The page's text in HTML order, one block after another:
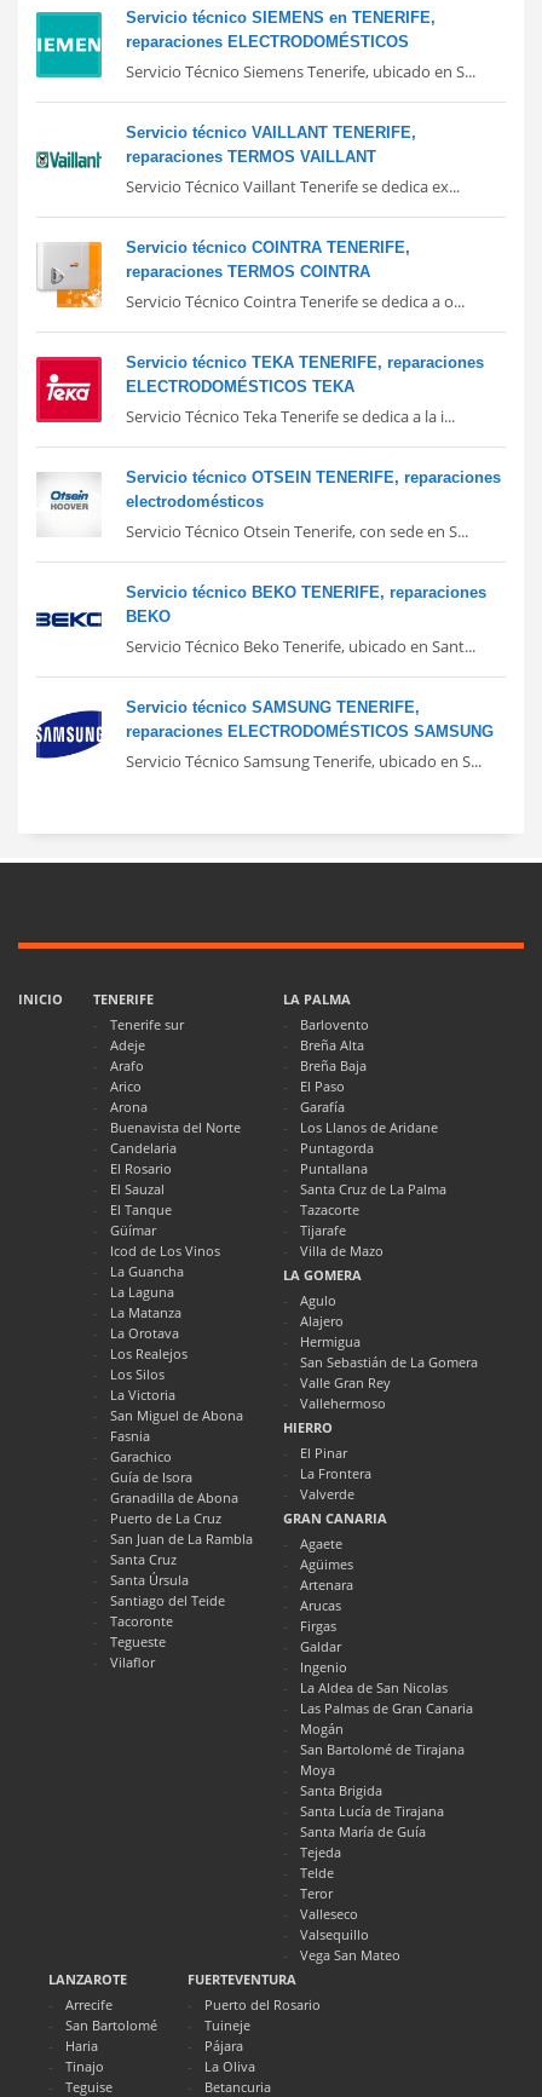
Servicio técnico SIEMENS en TENERIFE,
reparaciones ELECTRODOMÉSTICOS
Servicio Técnico Siemens Tenerife, ubicado en S...
Servicio técnico VAILLANT TENERIFE,
reparaciones TERMOS VAILLANT
Servicio Técnico Vaillant Tenerife se dedica ex...
Servicio técnico COINTRA TENERIFE,
reparaciones TERMOS COINTRA
Servicio Técnico Cointra Tenerife se dedica a o...
Servicio técnico TEKA TENERIFE, reparaciones
ELECTRODOMÉSTICOS TEKA
Servicio Técnico Teka Tenerife se dedica a la i...
Servicio técnico OTSEIN TENERIFE, reparaciones
electrodomésticos
Servicio Técnico Otsein Tenerife, con sede en S...
Servicio técnico BEKO TENERIFE, reparaciones
BEKO
Servicio Técnico Beko Tenerife, ubicado en Sant...
Servicio técnico SAMSUNG TENERIFE,
reparaciones ELECTRODOMÉSTICOS SAMSUNG
Servicio Técnico Samsung Tenerife, ubicado en S...
INICIO
TENERIFE
Tenerife sur
Adeje
Arafo
Arico
Arona
Buenavista del Norte
Candelaria
El Rosario
El Sauzal
El Tanque
Güímar
Icod de Los Vinos
La Guancha
La Laguna
La Matanza
La Orotava
Los Realejos
Los Silos
La Victoria
San Miguel de Abona
Fasnia
Garachico
Guía de Isora
Granadilla de Abona
Puerto de La Cruz
San Juan de La Rambla
Santa Cruz
Santa Úrsula
Santiago del Teide
Tacoronte
Tegueste
Vilaflor
LA PALMA
Barlovento
Breña Alta
Breña Baja
El Paso
Garafía
Los Llanos de Aridane
Puntagorda
Puntallana
Santa Cruz de La Palma
Tazacorte
Tijarafe
Villa de Mazo
LA GOMERA
Agulo
Alajero
Hermigua
San Sebastián de La Gomera
Valle Gran Rey
Vallehermoso
HIERRO
El Pinar
La Frontera
Valverde
GRAN CANARIA
Agaete
Agüimes
Artenara
Arucas
Firgas
Galdar
Ingenio
La Aldea de San Nicolas
Las Palmas de Gran Canaria
Mogán
San Bartolomé de Tirajana
Moya
Santa Brigida
Santa Lucía de Tirajana
Santa María de Guía
Tejeda
Telde
Teror
Valleseco
Valsequillo
Vega San Mateo
LANZAROTE
Arrecife
San Bartolomé
Haria
Tinajo
Teguise
FUERTEVENTURA
Puerto del Rosario
Tuineje
Pájara
La Oliva
Betancuria